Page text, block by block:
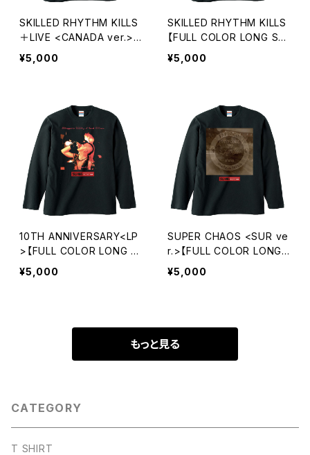
SKILLED RHYTHM KILLS
＋LIVE <CANADA ver.>
【FULL COLOR LONG SLE
EVE】
¥5,000
SKILLED RHYTHM KILLS
【FULL COLOR LONG SLE
EVE】
¥5,000
10TH ANNIVERSARY<LP
>【FULL COLOR LONG S
LEEVE】
¥5,000
SUPER CHAOS <SUR ve
r.>【FULL COLOR LONG
SLEEVE】
¥5,000
もっと見る
CATEGORY
T SHIRT